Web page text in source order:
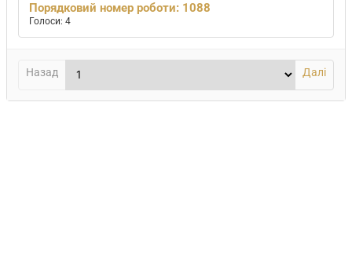
Порядковий номер роботи: 1088
Голоси: 4
Назад Далі